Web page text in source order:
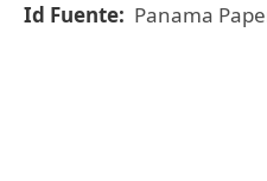
Id Fuente: Panama